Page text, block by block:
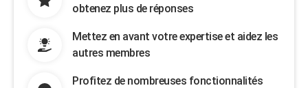
obtenez plus de réponses
Mettez en avant votre expertise et aidez les
autres membres
Profitez de nombreuses fonctionnalités